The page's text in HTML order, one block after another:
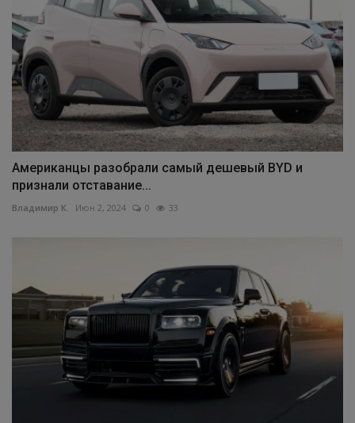
Американцы разобрали самый дешевый BYD и
признали отставание...
Владимир К. Июн 2, 2024 0 33